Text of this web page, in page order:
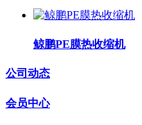
鲸鹏PE膜热收缩机
公司动态
会员中心